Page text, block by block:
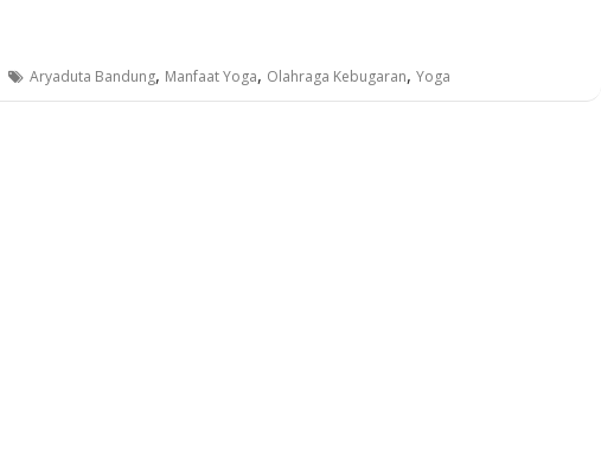
Aryaduta Bandung, Manfaat Yoga, Olahraga Kebugaran, Yoga